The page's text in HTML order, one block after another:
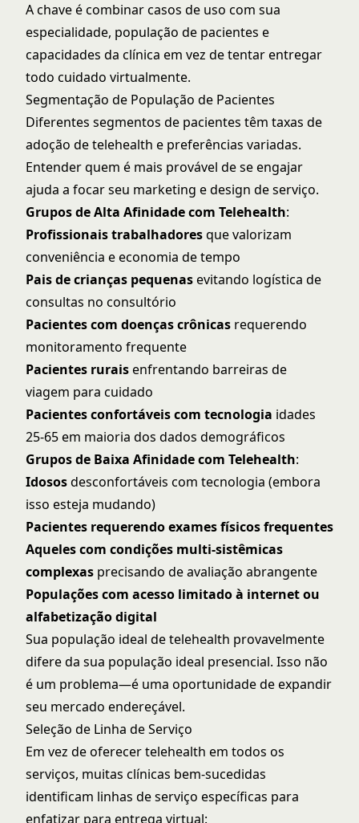
A chave é combinar casos de uso com sua
especialidade, população de pacientes e
capacidades da clínica em vez de tentar entregar
todo cuidado virtualmente.
Segmentação de População de Pacientes
Diferentes segmentos de pacientes têm taxas de
adoção de telehealth e preferências variadas.
Entender quem é mais provável de se engajar
ajuda a focar seu marketing e design de serviço.
Grupos de Alta Afinidade com Telehealth:
Profissionais trabalhadoresque valorizam
conveniência e economia de tempo
Pais de crianças pequenasevitando logística de
consultas no consultório
Pacientes com doenças crônicas requerendo
monitoramento frequente
Pacientes ruraisenfrentando barreiras de
viagem para cuidado
Pacientes confortáveis com tecnologia idades
25-65 em maioria dos dados demográficos
Grupos de Baixa Afinidade com Telehealth:
Idososdesconfortáveis com tecnologia (embora
isso esteja mudando)
Pacientes requerendo exames físicos frequentes
Aqueles com condições multi-sistêmicas
complexas precisando de avaliação abrangente
Populações com acesso limitado à internet ou
alfabetização digital
Sua população ideal de telehealth provavelmente
difere da sua população ideal presencial. Isso não
é um problema—é uma oportunidade de expandir
seu mercado endereçável.
Seleção de Linha de Serviço
Em vez de oferecer telehealth em todos os
serviços, muitas clínicas bem-sucedidas
identificam linhas de serviço específicas para
enfatizar para entrega virtual: